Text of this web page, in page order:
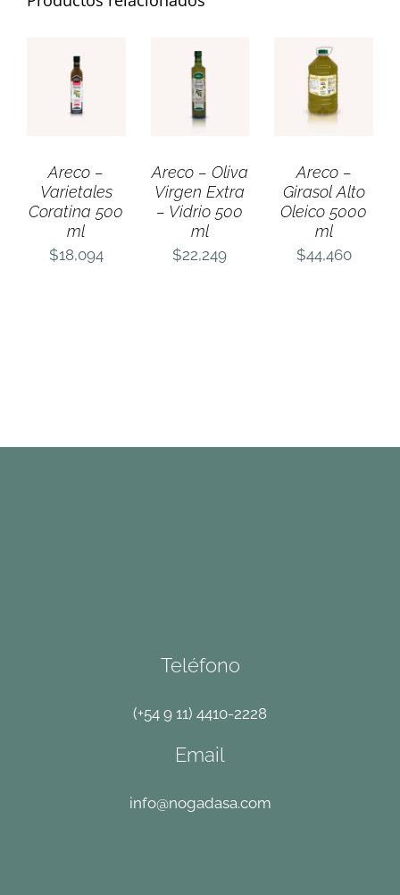
AÑADIR AL
CARRITO
/
DETALLES
Areco –
Varietales
Coratina 500
ml
$18,094
AÑADIR AL
CARRITO
/
DETALLES
Areco – Oliva
Virgen Extra
– Vidrio 500
ml
$22,249
AÑADIR AL
CARRITO
/
DETALLES
Areco –
Girasol Alto
Oleico 5000
ml
$44,460
Teléfono
(+54 9 11) 4410-2228
Email
info@nogadasa.com